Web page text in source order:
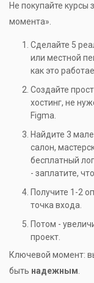
Не покупайте курсы
момента».
Сделайте 5
или местной
как это
Создайте
хостинг, не
Figma.
Найдите 3
салон,
бесплатный
- заплатите,
Получите 1-2
точка входа.
Потом -
проект.
Ключевой момент:
быть надежным.